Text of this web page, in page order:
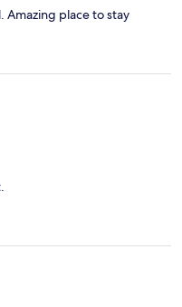
Amazing place to stay